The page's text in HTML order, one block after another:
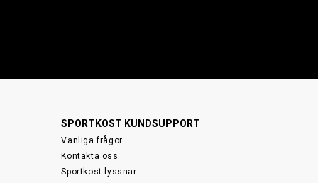
SPORTKOST KUNDSUPPORT
Vanliga frågor
Kontakta oss
Sportkost lyssnar